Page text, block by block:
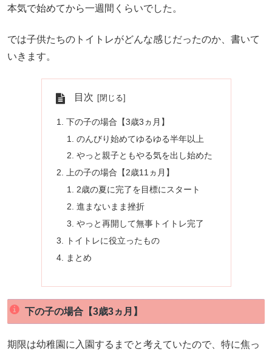
本気で始めてから一週間くらいでした。
では子供たちのトイトレがどんな感じだったのか、書いて
いきます。
目次
下の子の場合【3歳3ヵ月】
のんびり始めてゆるゆる半年以上
やっと親子ともやる気を出し始めた
上の子の場合【2歳11ヵ月】
2歳の夏に完了を目標にスタート
進まないまま挫折
やっと再開して無事トイトレ完了
トイトレに役立ったもの
まとめ
下の子の場合【3歳3ヵ月】
期限は幼稚園に入園するまでと考えていたので、特に焦っ